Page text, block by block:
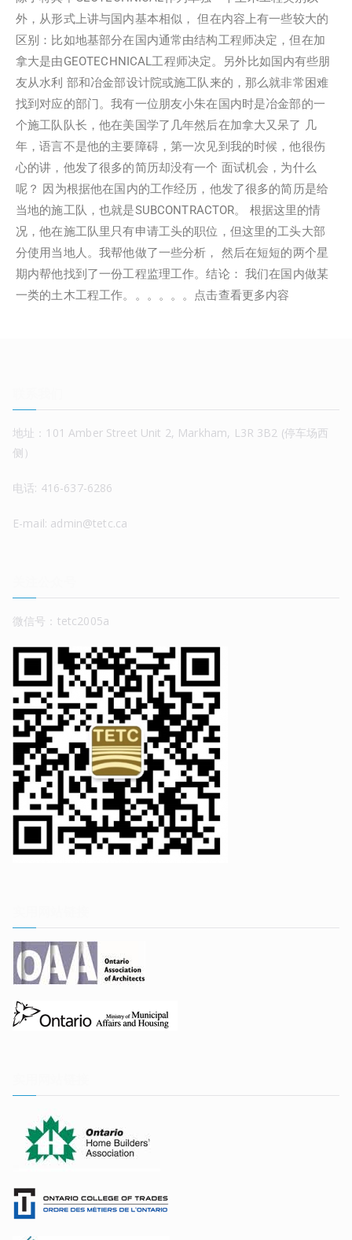
外，从形式上讲与国内基本相似， 但在内容上有一些较大的
区别：比如地基部分在国内通常由结构工程师决定，但在加
拿大是由GEOTECHNICAL工程师决定。另外比如国内有些朋
友从水利 部和冶金部设计院或施工队来的，那么就非常困难
找到对应的部门。我有一位朋友小朱在国内时是冶金部的一
个施工队队长，他在美国学了几年然后在加拿大又呆了 几
年，语言不是他的主要障碍，第一次见到我的时候，他很伤
心的讲，他发了很多的简历却没有一个 面试机会，为什么
呢？ 因为根据他在国内的工作经历，他发了很多的简历是给
当地的施工队，也就是SUBCONTRACTOR。 根据这里的情
况，他在施工队里只有申请工头的职位，但这里的工头大部
分使用当地人。我帮他做了一些分析， 然后在短短的两个星
期内帮他找到了一份工程监理工作。结论： 我们在国内做某
一类的土木工程工作。。。。。。 点击查看更多内容
地址：101 Amber Street Unit 2, Markham, L3R 3B2 (停车场西
侧）
电话: 416-637-6286
E-mail: admin@tetc.ca
微信号：tetc2005a